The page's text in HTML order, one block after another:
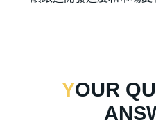
YOUR QUESTIONS,